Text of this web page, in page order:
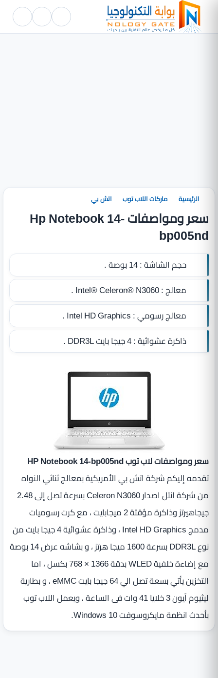
الرئيسية ماركات اللاب توب اتش بي
سعر ومواصفات Hp Notebook 14-
bp005nd
حجم الشاشة :14 بوصة .
معالج :Intel® Celeron® N3060 .
معالج رسومي :Intel HD Graphics .
ذاكرة عشوائية :4 جيجا بايت DDR3L .
سعر ومواصفات لاب توب HP Notebook 14-bp005nd
تقدمه إليكم شركة اتش بي الأمريكية بمعالج ثنائي النواه
من شركة انتل اصدار Celeron N3060 بسرعة تصل إلى 2.48
جيجاهيرتز ‏وذاكرة مؤقتة 2 ميجابايت ، مع كرت رسوميات
مدمج Intel HD Graphics ، وذاكرة عشوائية 4 جيجا بايت من
نوع DDR3L بسرعة 1600 ميجا هرتز ، و بشاشه عرض ‏14 بوصة
مع إضاءة خلفية WLED ‏بدقة 1366 × 768 بكسل ، اما
التخزين يأتي بسعة تصل الي 64 جيجا بايت eMMC ، و بطارية
ليثيوم آيون 3 خلايا‏ 41 وات فى الساعة ، ويعمل اللاب توب
بأحدث انظمة مايكروسوفت Windows 10.